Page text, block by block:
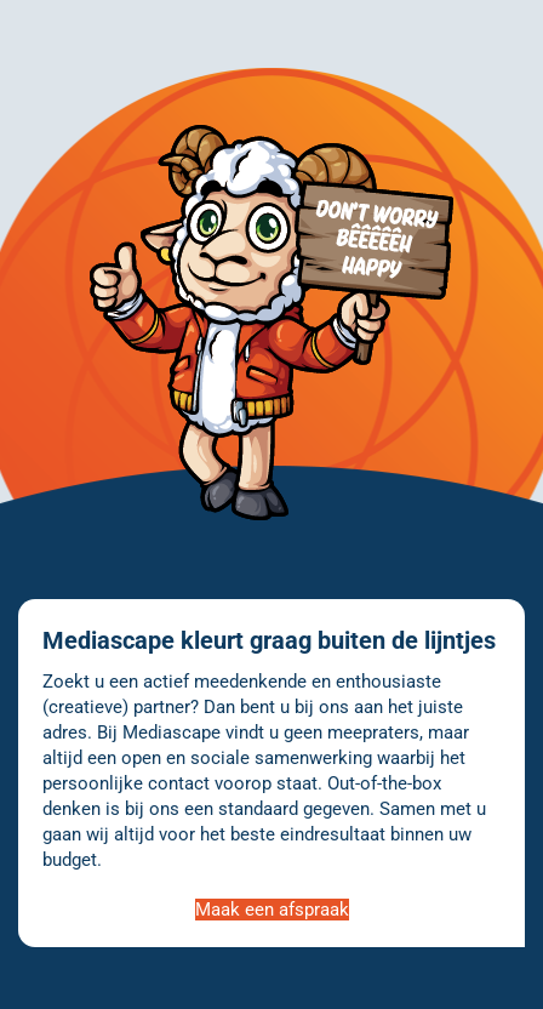
Mediascape kleurt graag buiten de lijntjes
Zoekt u een actief meedenkende en enthousiaste
(creatieve) partner? Dan bent u bij ons aan het juiste
adres. Bij Mediascape vindt u geen meepraters, maar
altijd een open en sociale samenwerking waarbij het
persoonlijke contact voorop staat. Out-of-the-box
denken is bij ons een standaard gegeven. Samen met u
gaan wij altijd voor het beste eindresultaat binnen uw
budget.
Maak een afspraak